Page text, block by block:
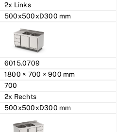
2x Links
500x500xD300 mm
6015.0709
1800 × 700 × 900 mm
700
2x Rechts
500x500xD300 mm